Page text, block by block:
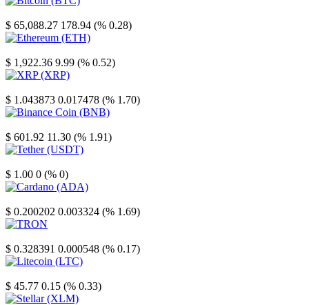
$ 65,088.27 178.94 (% 0.28)
$ 1,922.36 9.99 (% 0.52)
$ 1.043873 0.017478 (% 1.70)
$ 601.92 11.30 (% 1.91)
$ 1.00 0 (% 0)
$ 0.200202 0.003324 (% 1.69)
$ 0.328391 0.000548 (% 0.17)
$ 45.77 0.15 (% 0.33)